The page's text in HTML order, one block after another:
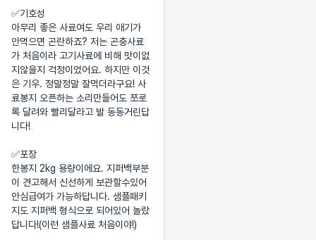
✅️기호성
아무리 좋은 사료여도 우리 애기가
안먹으면 곤란하죠? 저는 곤충사료
가 처음이라 고기사료에 비해 맛이없
지않을지 걱정이었어요. 하지만 이것
은 기우. 정말정말 잘먹더라구요! 사
료봉지 오픈하는 소리만들어도 쪼로
록 달려와 빨리달라고 발 동동거린답
니다!
✅️포장
한봉지 2kg 용량이에요. 지퍼백부분
이 견고해서 신선하게 보관할수있어
안심급여가 가능하답니다. 샘플패키
지도 지퍼백 형식으로 되어있어 놀랐
답니다!(이런 샘플사료 처음이야!)